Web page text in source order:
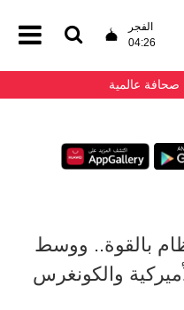
الفجر
04:26
صحافة عالمية
بالقوة.. ووسط
والكونغرس